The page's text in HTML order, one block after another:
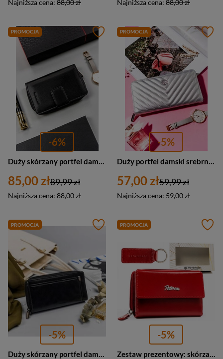
Najniższa cena: 88,00 zł Najniższa cena: 88,00 zł
PROMOCJA
-6%
85,00 zł
Najniższa cena: 88,00 zł
89,99 zł
PROMOCJA
-5%
57,00 zł
Najniższa cena: 59,00 zł
59,99 zł
PROMOCJA
-5%
Duży skórzany portfel damski na zamek i zatrzask czarny - Rovicky CPR-8931-BAR
PROMOCJA
-5%
Zestaw prezentowy: skórzany portfel damski i brelok czerwony - Peterson SET-D-69-KCS